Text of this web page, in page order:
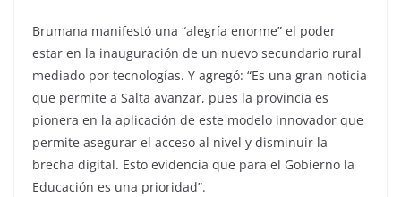
Brumana manifestó una “alegría enorme” el poder
estar en la inauguración de un nuevo secundario rural
mediado por tecnologías. Y agregó: “Es una gran noticia
que permite a Salta avanzar, pues la provincia es
pionera en la aplicación de este modelo innovador que
permite asegurar el acceso al nivel y disminuir la
brecha digital. Esto evidencia que para el Gobierno la
Educación es una prioridad”.